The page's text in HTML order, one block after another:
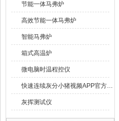
节能一体马弗炉
高效节能一体马弗炉
智能马弗炉
箱式高温炉
微电脑时温程控仪
快速连续灰分小猪视频APP官方网站下载罗志祥
灰挥测试仪